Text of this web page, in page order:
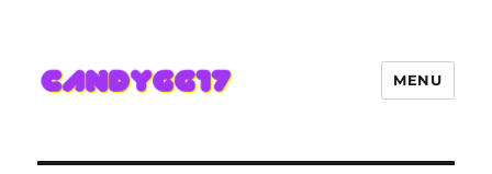
Hadir Semakin Mantap Jackpot
MENU